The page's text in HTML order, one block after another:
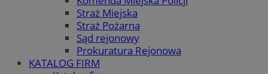
Straż Miejska
Straż Pożarna
Sąd rejonowy
Prokuratura Rejonowa
KATALOG FIRM